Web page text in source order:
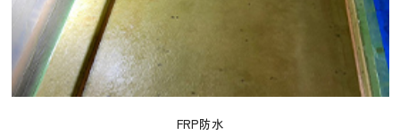
FRP防水